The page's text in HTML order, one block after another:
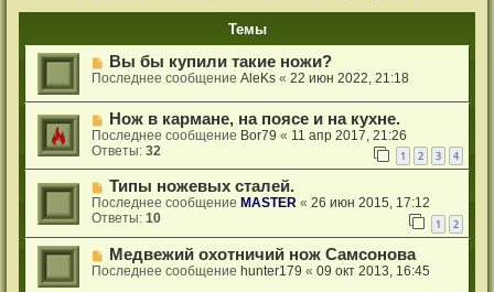
Темы
Вы бы купили такие ножи?
Последнее сообщениеAleKs «22 июн 2022, 21:18
Нож в кармане, на поясе и на кухне.
Последнее сообщение Bor79 « 11 апр 2017, 21:26
Ответы:32 1 2 3 4
Типы ножевых сталей.
Последнее сообщение MASTER «26 июн 2015, 17:12
Ответы:10 1 2
Медвежий охотничий нож Самсонова
Последнее сообщение hunter179 «09 окт 2013, 16:45